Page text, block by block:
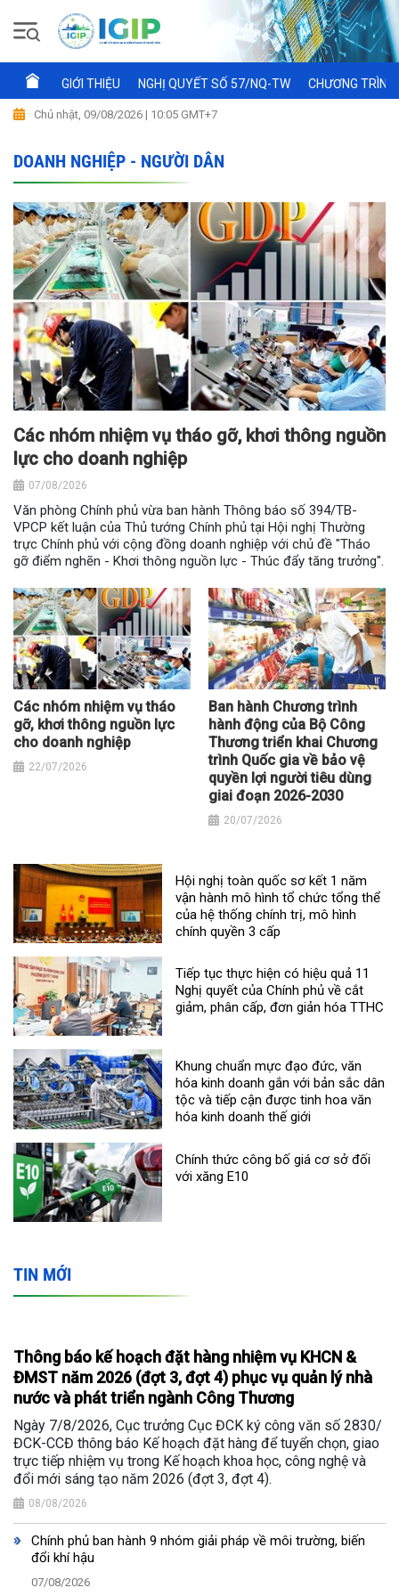
GIỚI THIỆU NGHỊ QUYẾT SỐ 57/NQ-TW CHƯƠNG
Chủ nhật, 09/08/2026 | 10:05 GMT+7
DOANH NGHIỆP - NGƯỜI DÂN
Các nhóm nhiệm vụ tháo gỡ, khơi thông nguồn
lực cho doanh nghiệp
07/08/2026
Văn phòng Chính phủ vừa ban hành Thông báo số 394/TB-
VPCP kết luận của Thủ tướng Chính phủ tại Hội nghị Thường
trực Chính phủ với cộng đồng doanh nghiệp với chủ đề "Tháo
gỡ điểm nghẽn - Khơi thông nguồn lực - Thúc đẩy tăng trưởng".
Các nhóm nhiệm vụ tháo
gỡ, khơi thông nguồn lực
cho doanh nghiệp
22/07/2026
Ban hành Chương trình
hành động của Bộ Công
Thương triển khai Chương
trình Quốc gia về bảo vệ
quyền lợi người tiêu dùng
giai đoạn 2026-2030
20/07/2026
Hội nghị toàn quốc sơ kết 1 năm
vận hành mô hình tổ chức tổng thể
của hệ thống chính trị, mô hình
chính quyền 3 cấp
Tiếp tục thực hiện có hiệu quả 11
Nghị quyết của Chính phủ về cắt
giảm, phân cấp, đơn giản hóa TTHC
Khung chuẩn mực đạo đức, văn
hóa kinh doanh gắn với bản sắc dân
tộc và tiếp cận được tinh hoa văn
hóa kinh doanh thế giới
Chính thức công bố giá cơ sở đối
với xăng E10
TIN MỚI
Thông báo kế hoạch đặt hàng nhiệm vụ KHCN &
ĐMST năm 2026 (đợt 3, đợt 4) phục vụ quản lý nhà
nước và phát triển ngành Công Thương
Ngày 7/8/2026, Cục trưởng Cục ĐCK ký công văn số 2830/
ĐCK-CCĐ thông báo Kế hoạch đặt hàng để tuyển chọn, giao
trực tiếp nhiệm vụ trong Kế hoạch khoa học, công nghệ và
đổi mới sáng tạo năm 2026 (đợt 3, đợt 4).
08/08/2026
Chính phủ ban hành 9 nhóm giải pháp về môi trường, biến
đổi khí hậu
07/08/2026